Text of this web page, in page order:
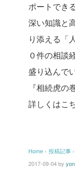
ポートでき
深い知識と
り添える「
０件の相談
盛り込んで
『相続虎の
詳しくはこ
Home › 投稿記事 ›
2017-09-04by